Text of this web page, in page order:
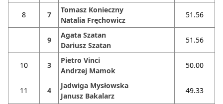
8 7
Tomasz Konieczny
Natalia Fręchowicz
51.56
9
Agata Szatan
Dariusz Szatan
51.56
10 3
Pietro Vinci
Andrzej Mamok
50.00
11 4
Jadwiga Mysłowska
Janusz Bakalarz
49.33